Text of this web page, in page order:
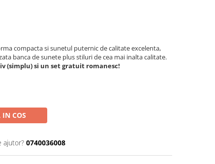
compacta si sunetul puternic de calitate excelenta,
banca de sunete plus stiluri de cea mai inalta calitate.
(simplu) si un set gratuit romanesc!
COS
ajutor? 0740036008